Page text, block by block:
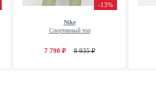
-13%
Nike
Спортивный топ
7 790 ₽ 8 935 ₽